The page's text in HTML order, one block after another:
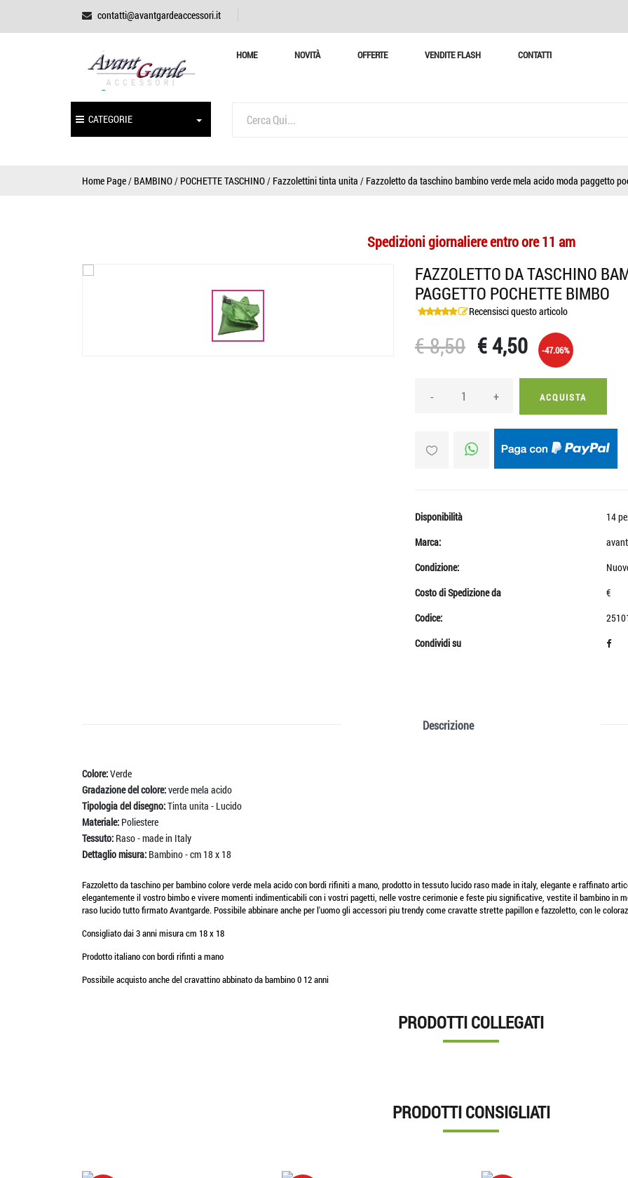
contatti@avantgardeaccessori.it
HOME NOVITÀ OFFERTE VENDITE FLASH CONTATTI
CATEGORIE
Home Page/ BAMBINO/ POCHETTE TASCHINO/ Fazzolettini tinta unita / Fazzoletto da taschino bambino verde mela acido moda paggetto
Spedizioni giornaliere entro ore 11 am
FAZZOLETTO DA TASCHINO
PAGGETTO POCHETTE BIMBO
Recensisci questo articolo
€ 8,50 € 4,50 -47.06%
- + ACQUISTA
Disponibilità
14
Marca:
Condizione:
Costo di Spedizione da
€
Codice:
Condividi su
Descrizione
Colore:Verde
Gradazione del colore:verde mela acido
Tipologia del disegno:Tinta unita - Lucido
Materiale: Poliestere
Tessuto: Raso - made in Italy
Dettaglio misura: Bambino - cm 18 x 18
Fazzoletto da taschino per bambino colore verde mela acido con bordi rifiniti a mano, prodotto in tessuto lucido raso made in italy, elegante e raffinato
elegantemente il vostro bimbo e vivere momenti indimenticabili con i vostri pagetti, nelle vostre cerimonie e feste piu significative, vestite il bambino in
raso lucido tutto firmato Avantgarde. Possibile abbinare anche per l'uomo gli accessori piu trendy come cravatte strette papillon e fazzoletto, con le
Consigliato dai 3 anni misura cm 18 x 18
Prodotto italiano con bordi rifinti a mano
Possibile acquisto anche del cravattino abbinato da bambino 0 12 anni
PRODOTTI COLLEGATI
PRODOTTI CONSIGLIATI